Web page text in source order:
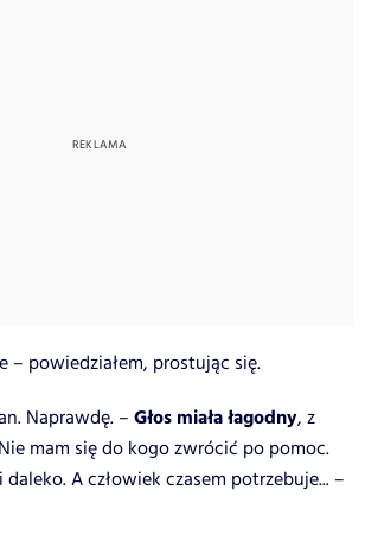
– powiedziałem, prostując się.
Naprawdę. – Głos miała łagodny, z
mam się do kogo zwrócić po pomoc.
A człowiek czasem potrzebuje... –